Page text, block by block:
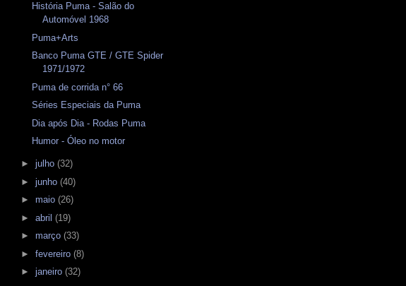
História Puma - Salão do
Automóvel 1968
Puma+Arts
Banco Puma GTE / GTE Spider
1971/1972
Puma de corrida n° 66
Séries Especiais da Puma
Dia após Dia - Rodas Puma
Humor - Óleo no motor
► julho (32)
► junho (40)
► maio (26)
► abril (19)
► março (33)
► fevereiro (8)
► janeiro (32)